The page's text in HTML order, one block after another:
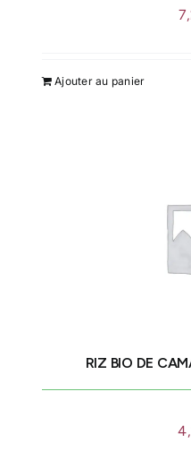
Ajouter au panier
RIZ BIO DE